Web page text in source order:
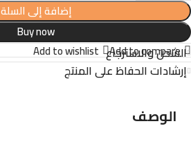
إضافة إلى السلة
Buy now
Add to compare
Add to wishlist الشحن والاسترجاع
إرشادات الحفاظ على المنتج
الوصف